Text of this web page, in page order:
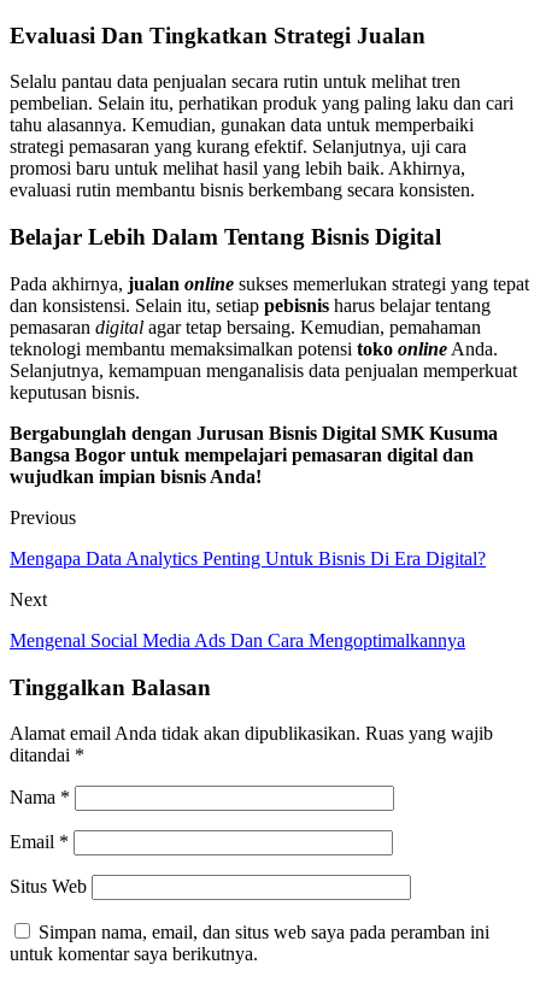
Evaluasi Dan Tingkatkan Strategi Jualan
Selalu pantau data penjualan secara rutin untuk melihat tren
pembelian. Selain itu, perhatikan produk yang paling laku dan cari
tahu alasannya. Kemudian, gunakan data untuk memperbaiki
strategi pemasaran yang kurang efektif. Selanjutnya, uji cara
promosi baru untuk melihat hasil yang lebih baik. Akhirnya,
evaluasi rutin membantu bisnis berkembang secara konsisten.
Belajar Lebih Dalam Tentang Bisnis Digital
Pada akhirnya, jualan online sukses memerlukan strategi yang tepat
dan konsistensi. Selain itu, setiap pebisnis harus belajar tentang
pemasaran digital agar tetap bersaing. Kemudian, pemahaman
teknologi membantu memaksimalkan potensi toko online Anda.
Selanjutnya, kemampuan menganalisis data penjualan memperkuat
keputusan bisnis.
Bergabunglah dengan Jurusan Bisnis Digital SMK Kusuma
Bangsa Bogor untuk mempelajari pemasaran digital dan
wujudkan impian bisnis Anda!
Previous
Mengapa Data Analytics Penting Untuk Bisnis Di Era Digital?
Next
Mengenal Social Media Ads Dan Cara Mengoptimalkannya
Tinggalkan Balasan
Alamat email Anda tidak akan dipublikasikan. Ruas yang wajib
ditandai *
Nama *
Email *
Situs Web
Simpan nama, email, dan situs web saya pada peramban ini
untuk komentar saya berikutnya.